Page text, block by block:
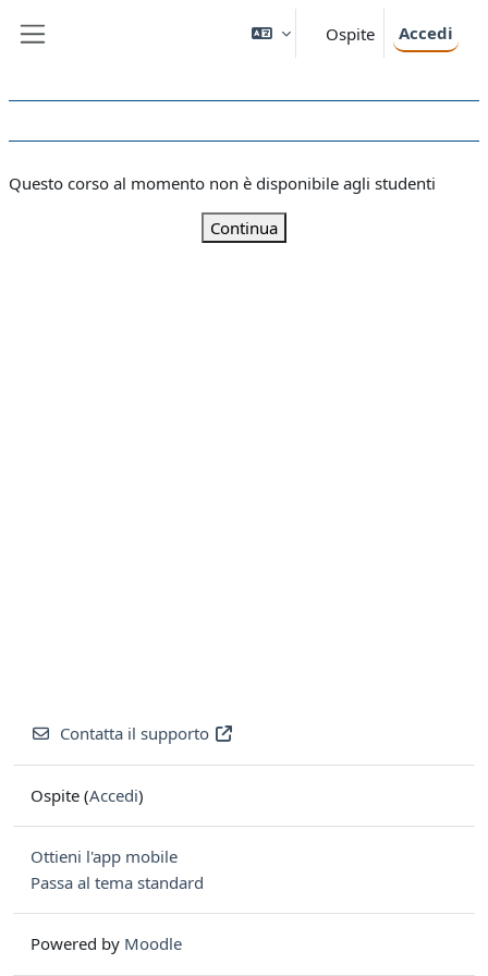
Ospite Accedi
Questo corso al momento non è disponibile agli studenti
Continua
Contatta il supporto
Ospite (Accedi)
Ottieni l'app mobile
Passa al tema standard
Powered by Moodle